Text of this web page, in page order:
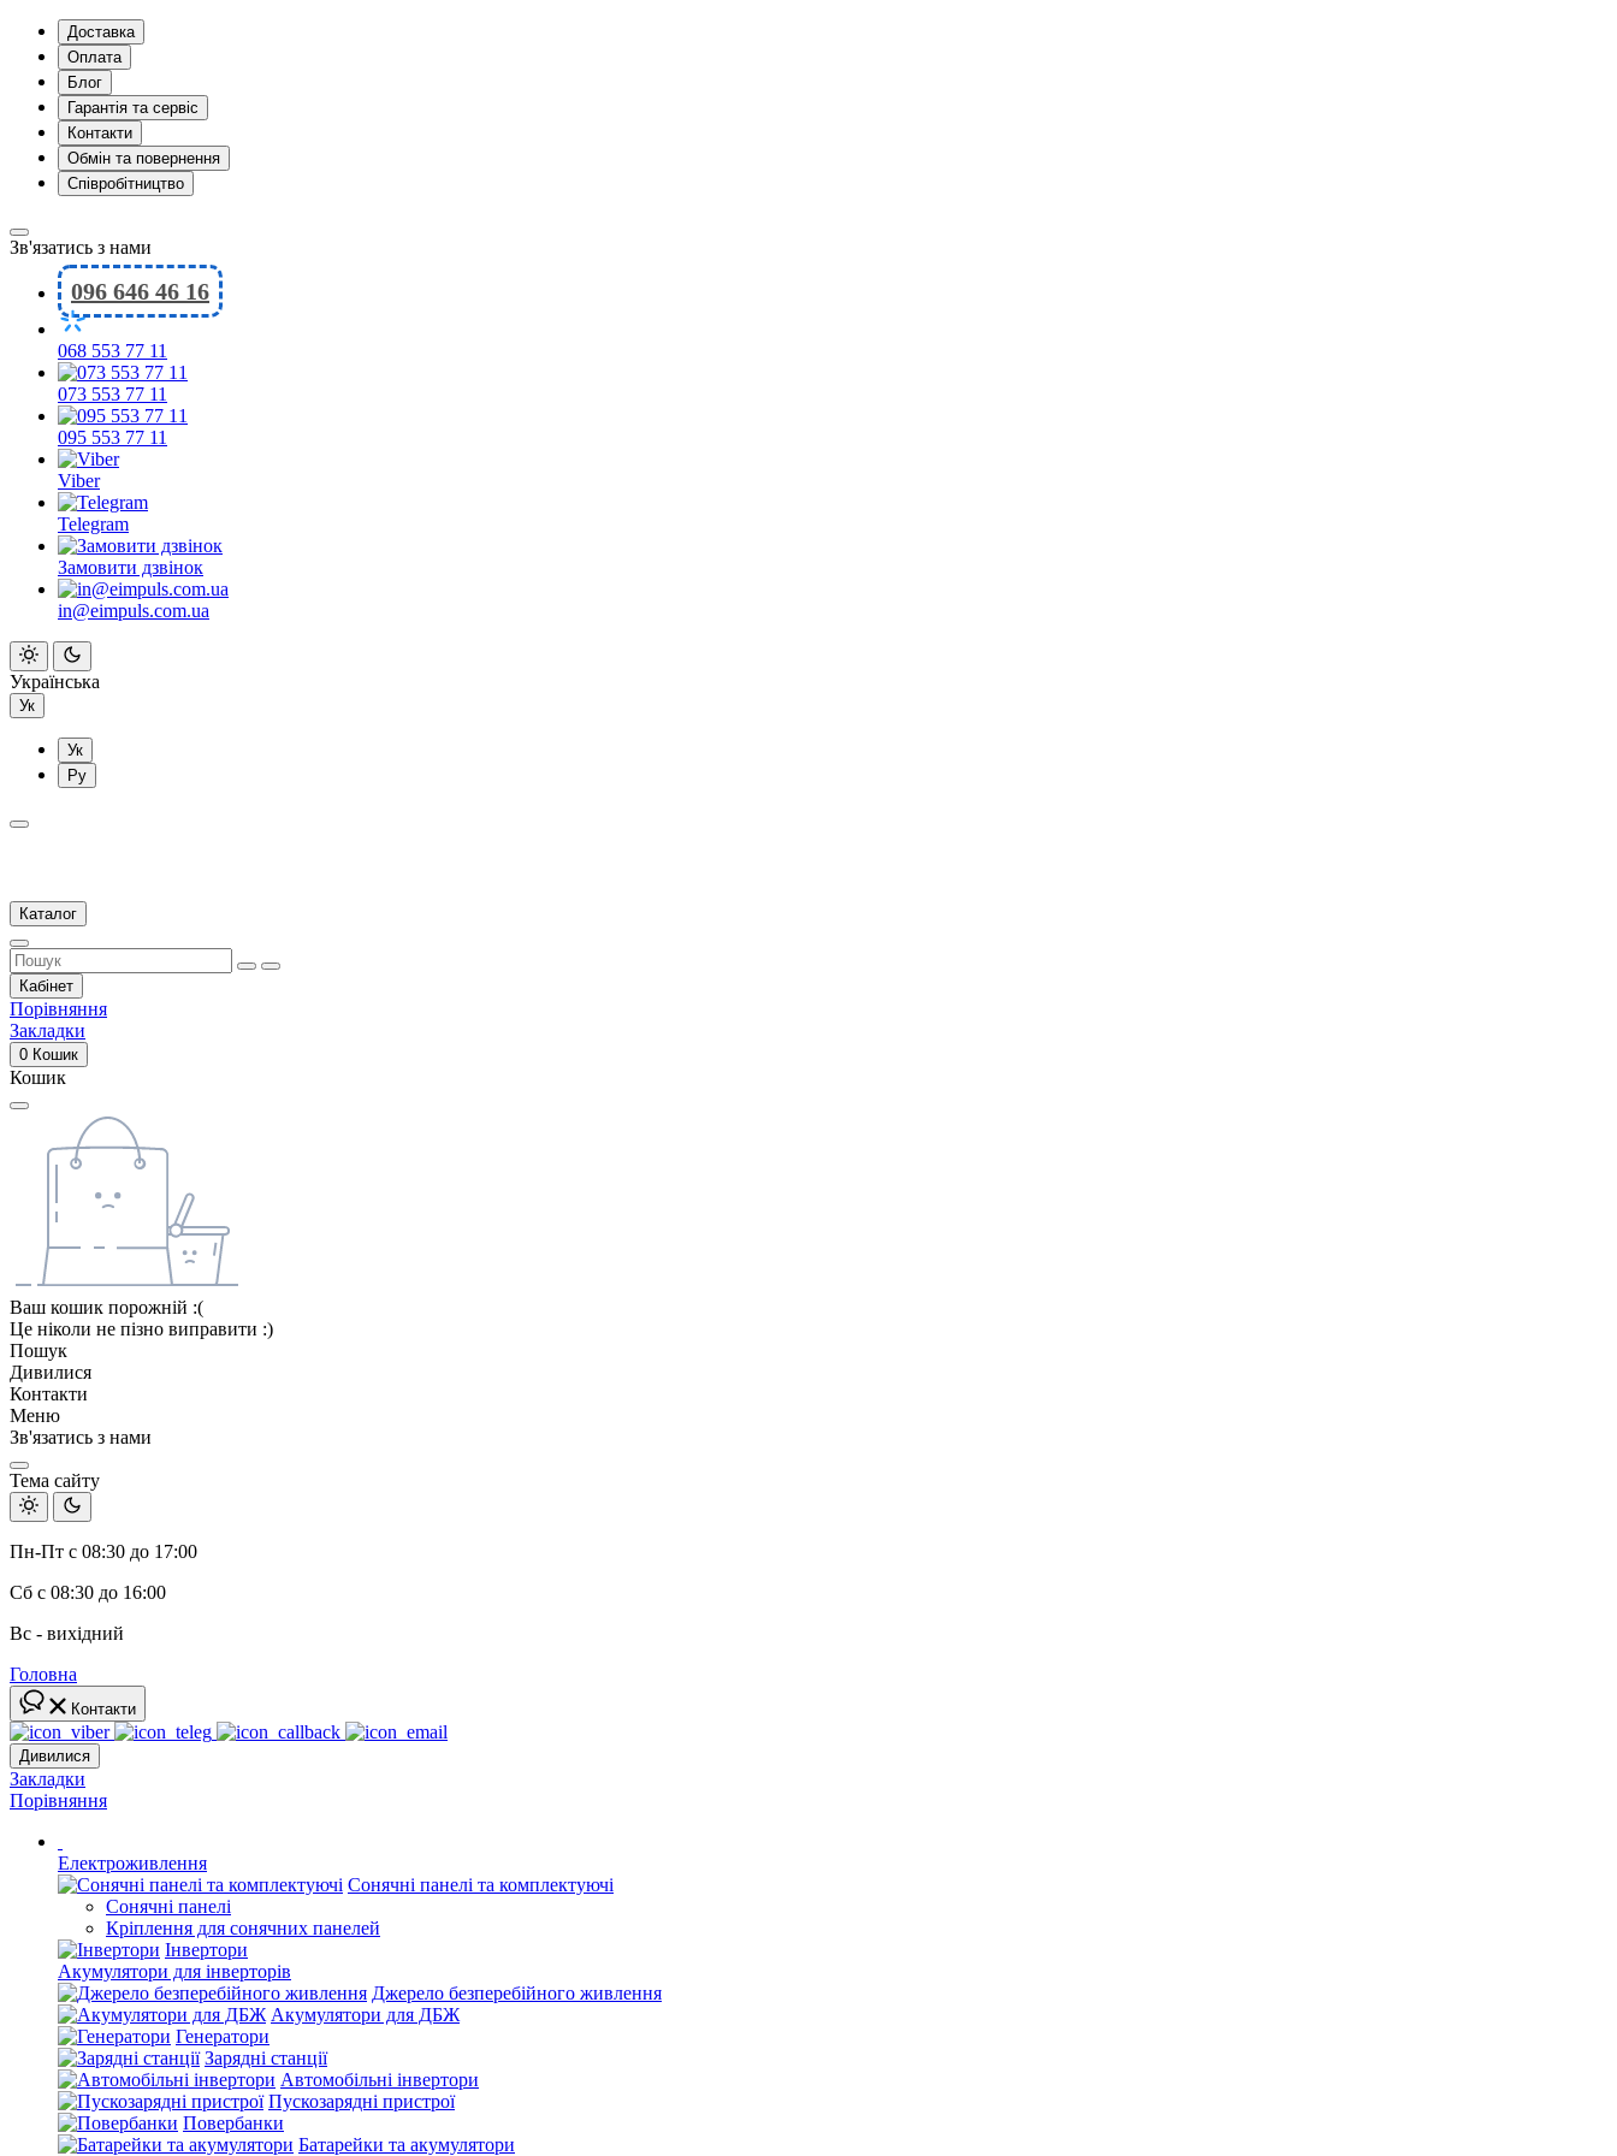
Доставка
Оплата
Блог
Гарантія та сервіс
Контакти
Обмін та повернення
Співробітництво
Зв'язатись з нами
096 646 46 16
068 553 77 11
073 553 77 11
095 553 77 11
Viber
Telegram
Замовити дзвінок
in@eimpuls.com.ua
Українська
Ук
Ук
Ру
Каталог
Кабінет
Порівняння
Закладки
0 Кошик
Кошик
Ваш кошик порожній :(
Це ніколи не пізно виправити :)
Пошук
Дивилися
Контакти
Меню
Зв'язатись з нами
Тема сайту
Пн-Пт с 08:30 до 17:00
Сб с 08:30 до 16:00
Вс - вихідний
Головна
Контакти
Дивилися
Закладки
Порівняння
Електроживлення
Сонячні панелі та комплектуючі
Сонячні панелі
Кріплення для сонячних панелей
Інвертори
Акумулятори для інверторів
Джерело безперебійного живлення
Акумулятори для ДБЖ
Генератори
Зарядні станції
Автомобільні інвертори
Пускозарядні пристрої
Повербанки
Батарейки та акумулятори